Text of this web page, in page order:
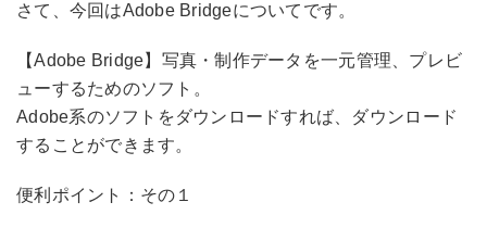
さて、今回はAdobe Bridgeについてです。
【Adobe Bridge】写真・制作データを一元管理、プレビ
ューするためのソフト。
Adobe系のソフトをダウンロードすれば、ダウンロード
することができます。
便利ポイント：その１